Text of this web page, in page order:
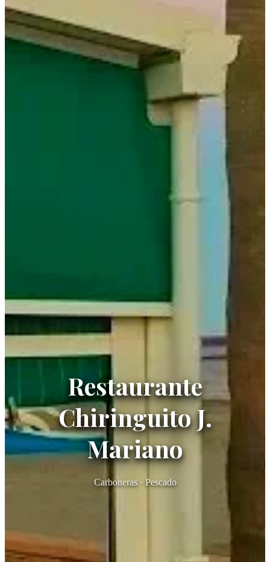
Restaurante
Chiringuito J.
Mariano
Carboneras · Pescado